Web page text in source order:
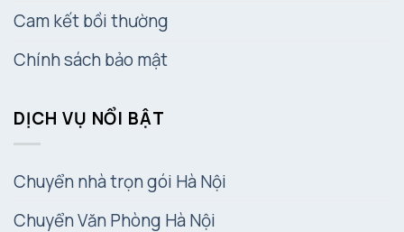
Cam kết bồi thường
Chính sách bảo mật
DỊCH VỤ NỔI BẬT
Chuyển nhà trọn gói Hà Nội
Chuyển Văn Phòng Hà Nội